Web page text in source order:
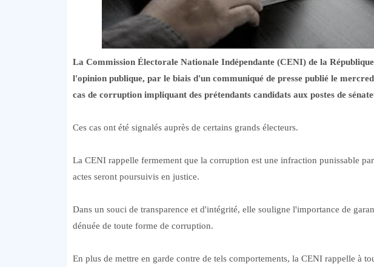
La Commission Électorale Nationale Indépendante (CENI) de la
l'opinion publique, par le biais d'un communiqué de presse publié le
cas de corruption impliquant des prétendants candidats aux postes de
Ces cas ont été signalés auprès de certains grands électeurs.
La CENI rappelle fermement que la corruption est une infraction punissable
actes seront poursuivis en justice.
Dans un souci de transparence et d'intégrité, elle souligne l'importance de
dénuée de toute forme de corruption.
En plus de mettre en garde contre de tels comportements, la CENI rappelle à